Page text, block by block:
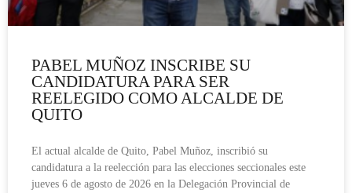
PABEL MUÑOZ INSCRIBE SU
CANDIDATURA PARA SER
REELEGIDO COMO ALCALDE DE
QUITO
El actual alcalde de Quito, Pabel Muñoz, inscribió su
candidatura a la reelección para las elecciones seccionales este
jueves 6 de agosto de 2026 en la Delegación Provincial de